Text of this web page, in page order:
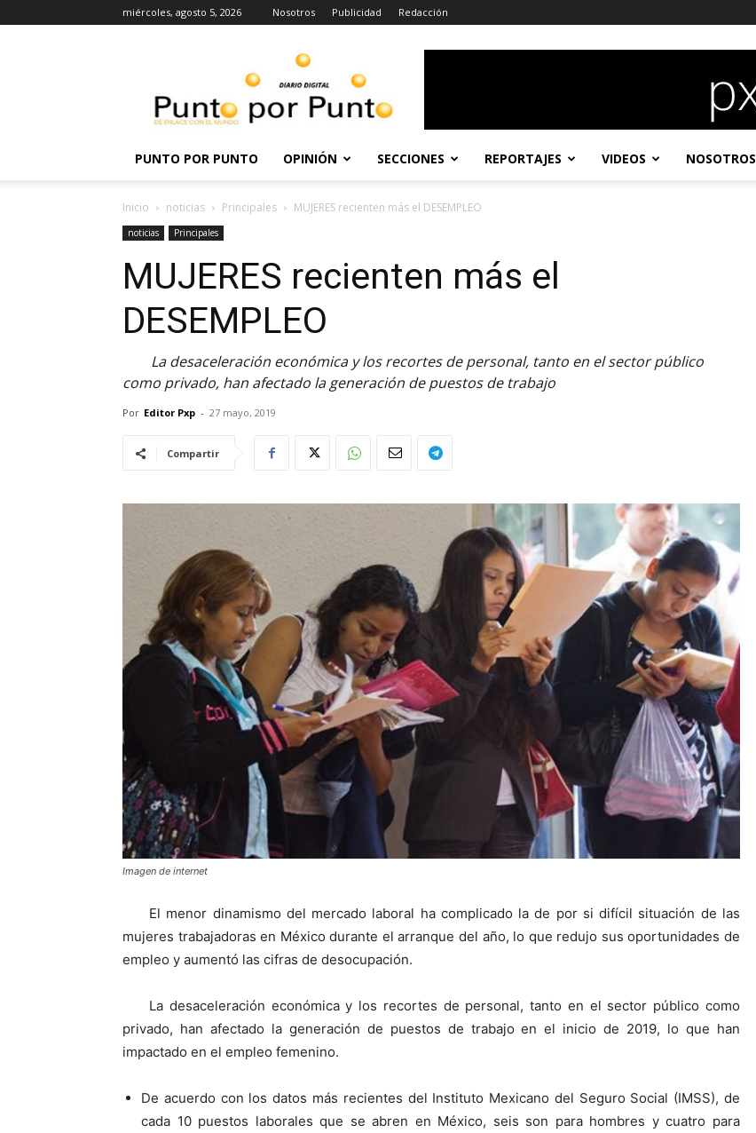
miércoles, agosto 5, 2026 Nosotros Publicidad Redacción
Punto
PUNTO POR PUNTO OPINIÓN SECCIONES REPORTAJES VIDEOS NOSOTROS
Inicio noticias Principales MUJERES recienten más el DESEMPLEO
noticias Principales
MUJERES recienten más el
DESEMPLEO
La desaceleración económica y los recortes de personal, tanto en el sector público
como privado, han afectado la generación de puestos de trabajo
Por Editor Pxp - 27 mayo, 2019
Compartir
Imagen de internet
El menor dinamismo del mercado laboral ha complicado la de por si difícil situación de las
mujeres trabajadoras en México durante el arranque del año, lo que redujo sus oportunidades de
empleo y aumentó las cifras de desocupación.
La desaceleración económica y los recortes de personal, tanto en el sector público como
privado, han afectado la generación de puestos de trabajo en el inicio de 2019, lo que han
impactado en el empleo femenino.
De acuerdo con los datos más recientes del Instituto Mexicano del Seguro Social (IMSS), de
cada 10 puestos laborales que se abren en México, seis son para hombres y cuatro para